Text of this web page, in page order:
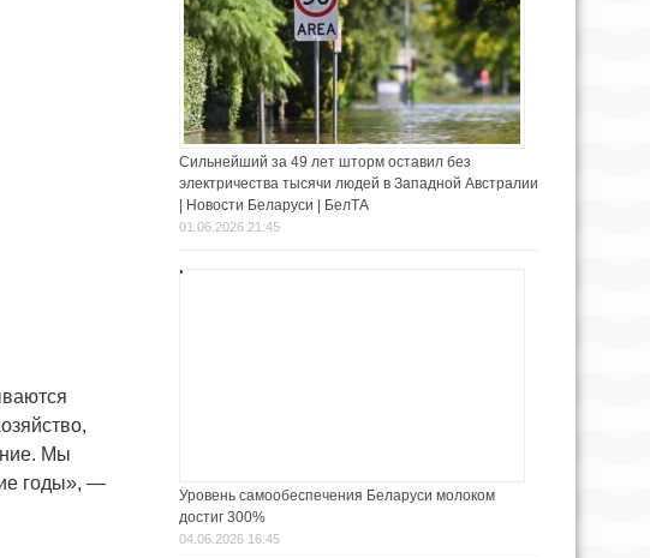
Мы
годы», —
Сильнейший за 49 лет шторм оставил без
электричества тысячи людей в Западной Австралии
| Новости Беларуси | БелТА
01.06.2026 21:45
Уровень самообеспечения Беларуси молоком
достиг 300%
04.06.2026 16:45